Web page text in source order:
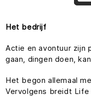
Het bedrijf
Actie en avontuur zijn
gaan, dingen doen,
Het begon allemaal
Vervolgens breidt